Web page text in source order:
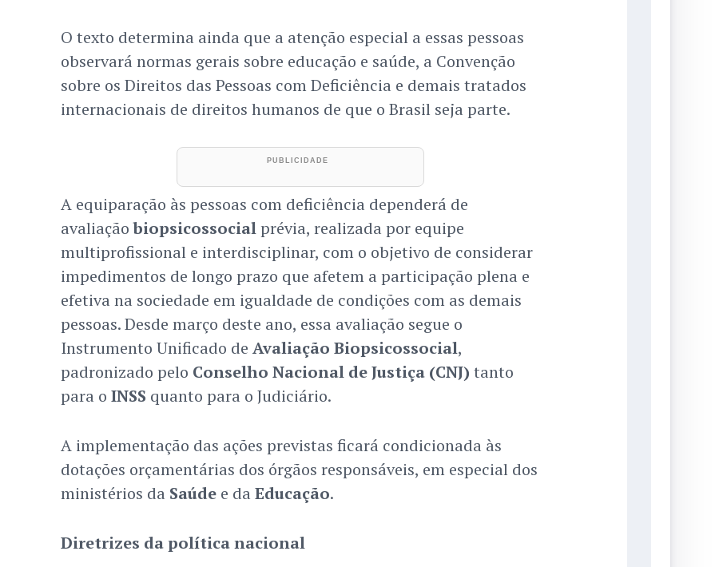
O texto determina ainda que a atenção especial a essas pessoas
observará normas gerais sobre educação e saúde, a Convenção
sobre os Direitos das Pessoas com Deficiência e demais tratados
internacionais de direitos humanos de que o Brasil seja parte.
A equiparação às pessoas com deficiência dependerá de
avaliaçãobiopsicossocialprévia, realizada por equipe
multiprofissional e interdisciplinar, com o objetivo de considerar
impedimentos de longo prazo que afetem a participação plena e
efetiva na sociedade em igualdade de condições com as demais
pessoas. Desde março deste ano, essa avaliação segue o
Instrumento Unificado de Avaliação Biopsicossocial,
padronizado pelo Conselho Nacional de Justiça (CNJ) tanto
para o INSS quanto para o Judiciário.
A implementação das ações previstas ficará condicionada às
dotações orçamentárias dos órgãos responsáveis, em especial dos
ministérios da Saúdee da Educação.
Diretrizes da política nacional